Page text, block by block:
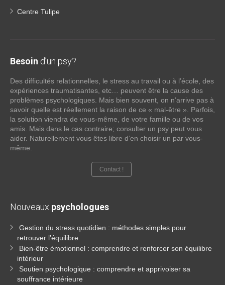
Centre Tulipe
Besoin d’un psy?
Des difficultés relationnelles, le stress au travail ou à l’école, des
expériences traumatisantes, etc… peuvent être la cause des
problèmes psychologiques. Mais bien souvent, on n’arrive pas à
savoir quelle est réellement la raison de ce « mal-être ». Parfois,
la solution viendra de vous-même, de votre famille ou de vos
amis. Mais dans le cas contraire; consulter un psy peut vous
aider. Naturellement vous êtes libre d’en choisir un par vous-
même.
Contact !
Nouveaux psychologues
Gestion du stress quotidien : méthodes simples pour
retrouver l’équilibre
Bien-être émotionnel : comprendre et renforcer son équilibre
intérieur
Soutien psychologique : comprendre et apprivoiser sa
souffrance intérieure